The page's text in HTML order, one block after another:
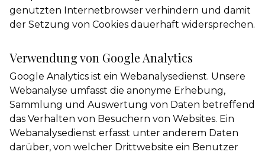
genutzten Internetbrowser verhindern und damit
der Setzung von Cookies dauerhaft widersprechen.
Verwendung von Google Analytics
Google Analytics ist ein Webanalysedienst. Unsere
Webanalyse umfasst die anonyme Erhebung,
Sammlung und Auswertung von Daten betreffend
das Verhalten von Besuchern von Websites. Ein
Webanalysedienst erfasst unter anderem Daten
darüber, von welcher Drittwebsite ein Benutzer